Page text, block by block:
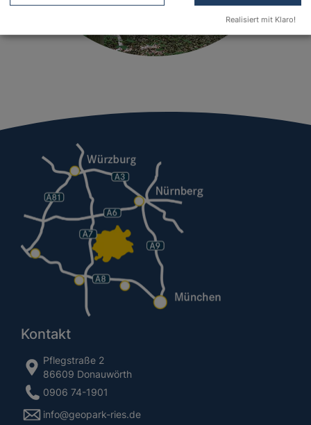
Kontakt
Pflegstraße 2
86609 Donauwörth
0906 74-1901
info@geopark-ries.de
Realisiert mit Klaro!